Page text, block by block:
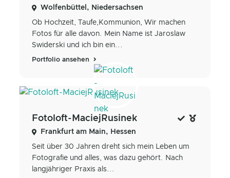
Wolfenbüttel, Niedersachsen
Ob Hochzeit, Taufe,Kommunion, Wir machen
Fotos für alle davon. Mein Name ist Jaroslaw
Swiderski und ich bin ein...
Portfolio ansehen
Fotoloft-MaciejRusinek
Frankfurt am Main, Hessen
Seit über 30 Jahren dreht sich mein Leben um
Fotografie und alles, was dazu gehört. Nach
langjähriger Praxis als...